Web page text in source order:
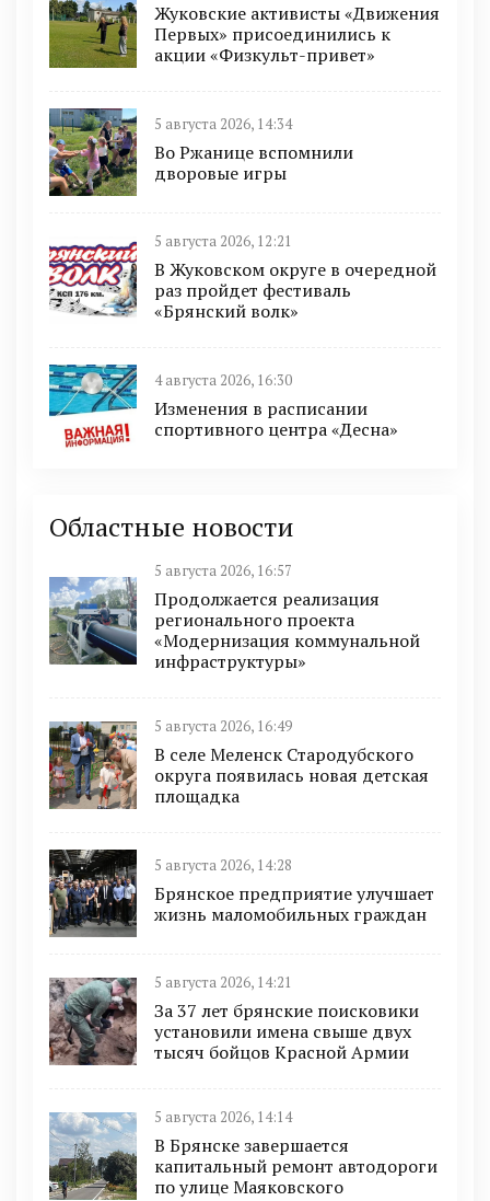
Жуковские активисты «Движения
Первых» присоединились к
акции «Физкульт-привет»
5 августа 2026, 14:34
Во Ржанице вспомнили
дворовые игры
5 августа 2026, 12:21
В Жуковском округе в очередной
раз пройдет фестиваль
«Брянский волк»
4 августа 2026, 16:30
Изменения в расписании
спортивного центра «Десна»
Областные новости
5 августа 2026, 16:57
Продолжается реализация
регионального проекта
«Модернизация коммунальной
инфраструктуры»
5 августа 2026, 16:49
В селе Меленск Стародубского
округа появилась новая детская
площадка
5 августа 2026, 14:28
Брянское предприятие улучшает
жизнь маломобильных граждан
5 августа 2026, 14:21
За 37 лет брянские поисковики
установили имена свыше двух
тысяч бойцов Красной Армии
5 августа 2026, 14:14
В Брянске завершается
капитальный ремонт автодороги
по улице Маяковского